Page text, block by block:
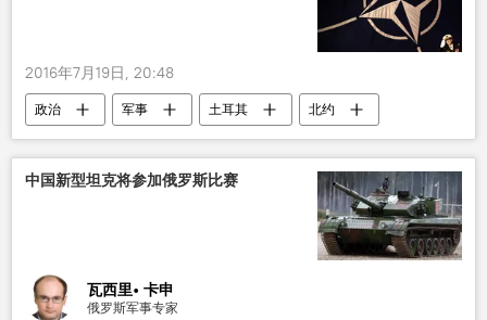
2016年7月19日, 20:48
政治 军事 土耳其
北约
海军
中国新型坦克将参加俄罗斯比赛
瓦西里• 卡申
俄罗斯军事专家